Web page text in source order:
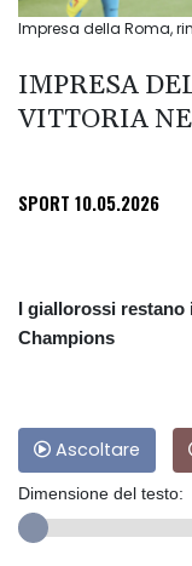
Impresa della Roma,
IMPRESA
VITTORIA
SPORT 10.05.2026
I giallorossi restano
Champions
Ascoltare
Dimensione del testo: